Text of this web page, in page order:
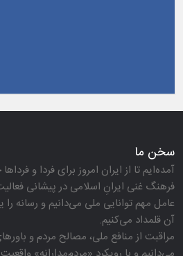
سخن ما
آمده‌ایم تا از ایران امروز برای فردا و
فرهنگ غنی ایرانِ اسلامی در پیشانی
عامل مهم توانایی ملی می‌دانیم و رسانه
آن قلمداد می‌كنیم.
مراقبت از منافع ملی، مصالح مردم و